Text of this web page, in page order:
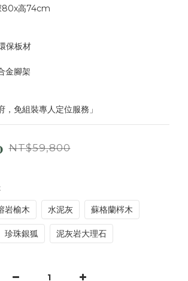
高74cm
保板材
金腳架
，免組裝專人定位服務」
NT$59,800
岩榆木 水泥灰 蘇格蘭梣木
珍珠銀狐 泥灰岩大理石